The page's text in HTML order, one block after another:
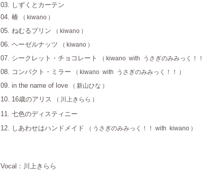
03. しずくとカーテン
04. 椿 （ kiwano ）
05. ねむるプリン （ kiwano ）
06. ヘーゼルナッツ （ kiwano ）
07. シークレット・チョコレート （ kiwano with うさぎのみみっく！！
08. コンパクト・ミラー （ kiwano with うさぎのみみっく！！ ）
09. in the name of love （ 新山ひな ）
10. 16歳のアリス （ 川上きらら ）
11. 七色のディスティニー
12. しあわせはハンドメイド （ うさぎのみみっく！！ with kiwano ）
Vocal ：川上きらら